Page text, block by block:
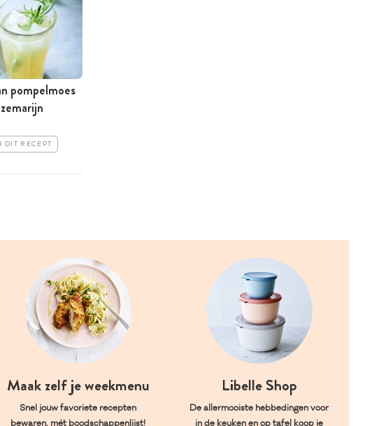
pompelmoes
DIT RECEPT
Maak zelf je weekmenu
Snel jouw favoriete recepten
bewaren, mét boodschappenlijst!
Libelle Shop
De allermooiste hebbedingen voor
in de keuken en op tafel koop je